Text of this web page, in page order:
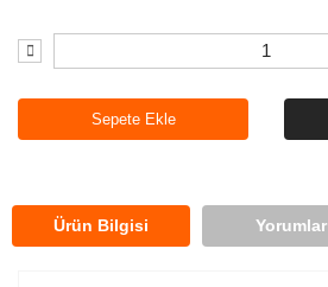
Sepete Ekle
Ürün Bilgisi Yorumlar